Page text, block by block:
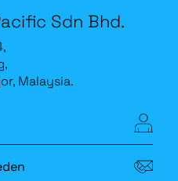
Sdn Bhd.
Malaysia.